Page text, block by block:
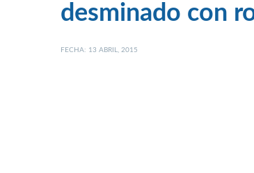
desminado con
FECHA: 13 ABRIL, 2015